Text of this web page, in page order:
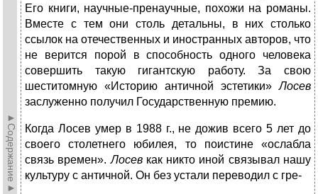
►Содержание►
Его кни­ги, научные-пренаучные, похожи на романы.
Вместе с тем они столь детальны, в них столько
ссылок на отечест­венных и иностранных авторов, что
не верится порой в способность одного человека
совершить такую гигант­скую работу. За свою
шеститомную «Историю антич­ной эстетики»Лосев
заслуженно получил Государствен­ную премию.
Когда Лосев умер в 1988 г., не дожив всего 5 лет до
своего столетнего юбилея, то поистине «ослабла
связь времен».Лосев как никто иной связывал нашу
культуру с античной. Он без устали переводил с гре-